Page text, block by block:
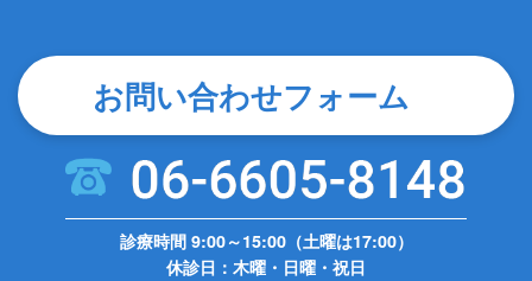
お問い合わせフォーム
診療時間 9:00～15:00（土曜は17:00）
休診日：木曜・日曜・祝日